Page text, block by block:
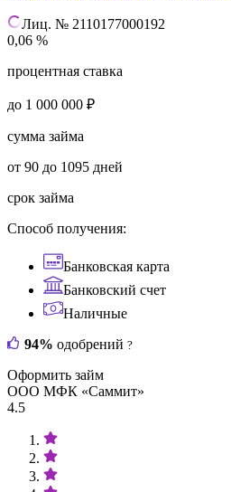
Лиц. № 2110177000192
0,06 %
процентная ставка
до 1 000 000 ₽
сумма займа
от 90 до 1095 дней
срок займа
Способ получения:
Банковская карта
Банковский счет
Наличные
94% одобрений ?
Оформить займ
ООО МФК «Саммит»
4.5